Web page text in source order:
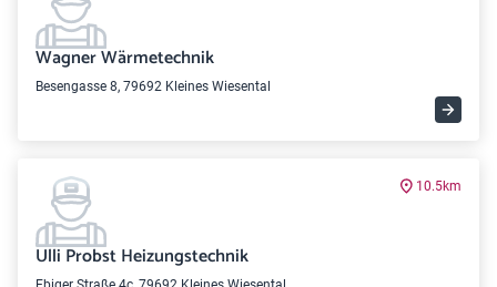
Wagner Wärmetechnik
Besengasse 8, 79692 Kleines Wiesental
10.5km
Ulli Probst Heizungstechnik